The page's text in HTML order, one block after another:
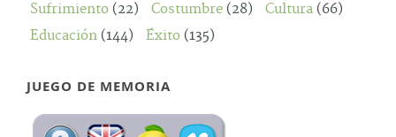
Sufrimiento (22) Costumbre (28) Cultura (66)
Educación (144) Éxito (135)
JUEGO DE MEMORIA